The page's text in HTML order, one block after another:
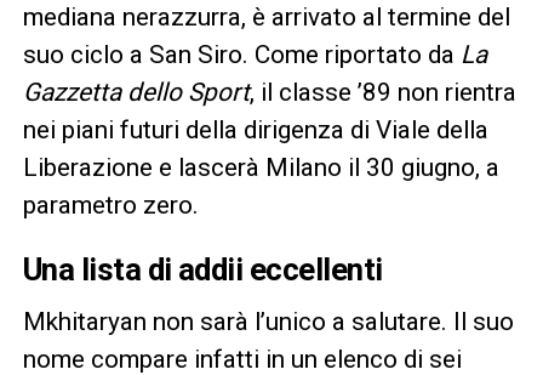
mediana nerazzurra, è arrivato al termine del
suo ciclo a San Siro. Come riportato da La
Gazzetta dello Sport, il classe ’89 non rientra
nei piani futuri della dirigenza di Viale della
Liberazione e lascerà Milano il 30 giugno, a
parametro zero.
Una lista di addii eccellenti
Mkhitaryan non sarà l’unico a salutare. Il suo
nome compare infatti in un elenco di sei